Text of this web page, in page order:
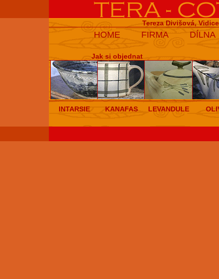
Tereza Divišová,
HOME FIRMA DÍLNA
Jak si objednat
INTARSIE KANAFAS LEVANDULE